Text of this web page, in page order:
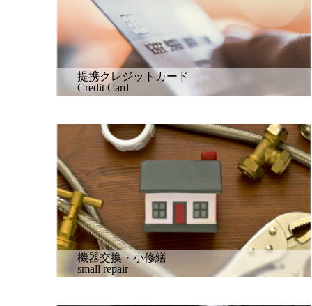
提携クレジットカード
Credit Card
機器交換・小修繕
small repair